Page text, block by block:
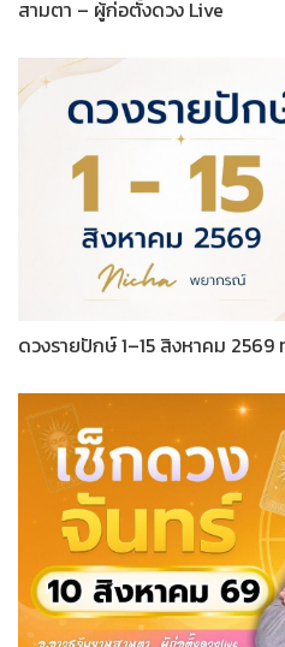
สามตา – ผู้ก่อตั้งดวง Live
ดวงรายปักษ์ 1–15 สิงหาคม